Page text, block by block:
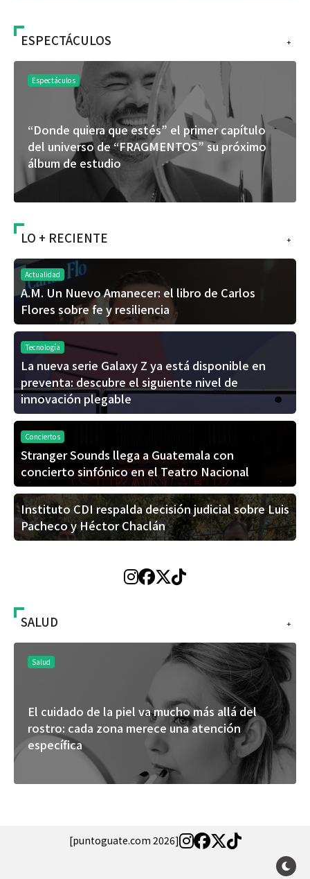
+
ESPECTÁCULOS
Espectáculos
“Donde quiera que estés” el primer capítulo
del universo de “FRAGMENTOS” su próximo
álbum de estudio
+
LO + RECIENTE
Actualidad
A.M. Un Nuevo Amanecer: el libro de Carlos
Flores sobre fe y resiliencia
Tecnología
La nueva serie Galaxy Z ya está disponible en
preventa: descubre el siguiente nivel de
innovación plegable
Conciertos
Stranger Sounds llega a Guatemala con
concierto sinfónico en el Teatro Nacional
Instituto CDI respalda decisión judicial sobre Luis
Pacheco y Héctor Chaclán
+
SALUD
Salud
El cuidado de la piel va mucho más allá del
rostro: cada zona merece una atención
específica
[puntoguate.com 2026]